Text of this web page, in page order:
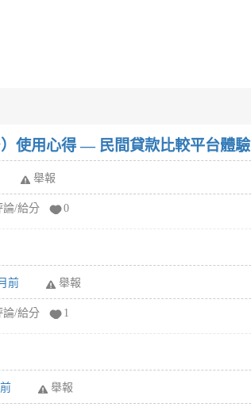
使用心得 — 民間貸款比較平台體驗
舉報
論/給分 0
前 舉報
論/給分 1
舉報